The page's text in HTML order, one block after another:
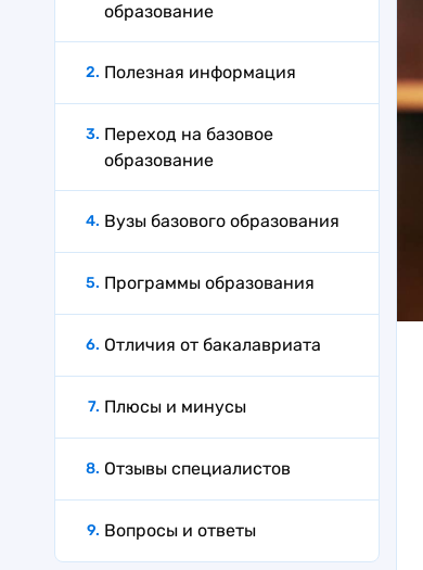
образование
Полезная информация
Переход на базовое
образование
Вузы базового образования
Программы образования
Отличия от бакалавриата
Плюсы и минусы
Отзывы специалистов
Вопросы и ответы